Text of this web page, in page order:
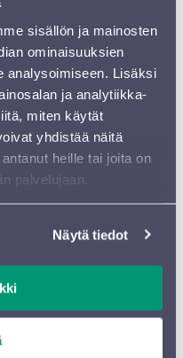
sisällön ja mainosten
ominaisuuksien
analysoimiseen. Lisäksi
ja analytiikka-
miten käytät
yhdistää näitä
heille tai joita on
palvelujaan.
Näytä tiedot
on teknisesti
Melnikovin vaivaton
hyvästä syystä eräänä
kuultavaa
& viulu